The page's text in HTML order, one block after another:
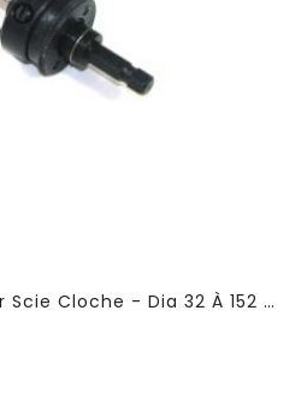
Arbre De Montage Pour Scie Cloche - Dia 32 À 152 Mm - FSN659